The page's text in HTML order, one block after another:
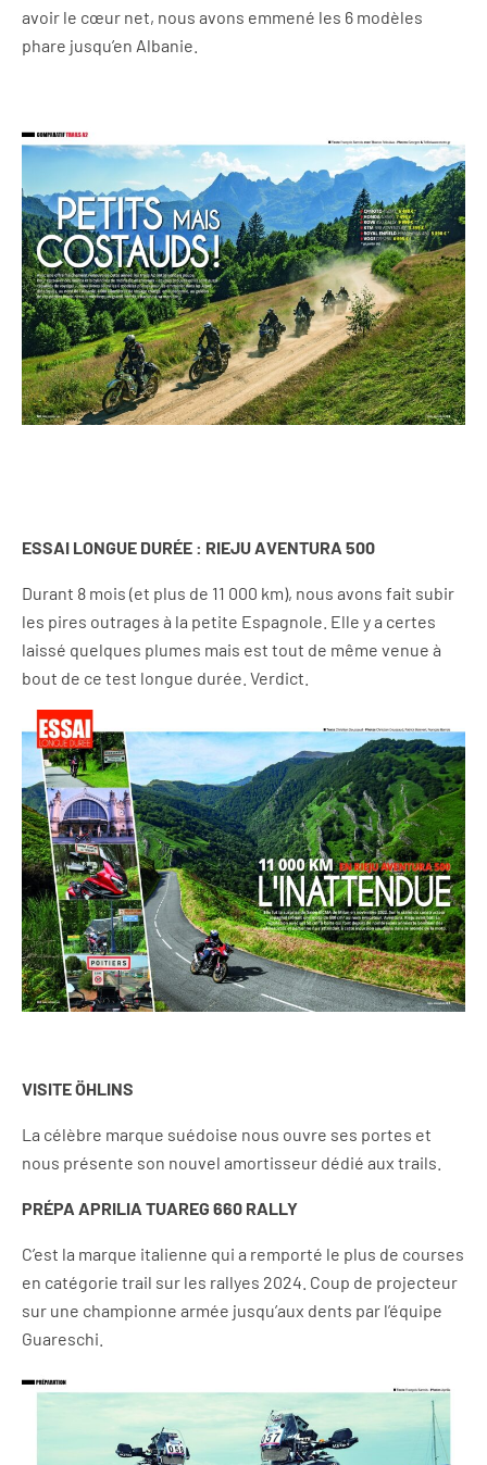
avoir le cœur net, nous avons emmené les 6 modèles
phare jusqu’en Albanie.
ESSAI LONGUE DURÉE : RIEJU AVENTURA 500
Durant 8 mois (et plus de 11 000 km), nous avons fait subir
les pires outrages à la petite Espagnole. Elle y a certes
laissé quelques plumes mais est tout de même venue à
bout de ce test longue durée. Verdict.
VISITE ÖHLINS
La célèbre marque suédoise nous ouvre ses portes et
nous présente son nouvel amortisseur dédié aux trails.
PRÉPA APRILIA TUAREG 660 RALLY
C’est la marque italienne qui a remporté le plus de courses
en catégorie trail sur les rallyes 2024. Coup de projecteur
sur une championne armée jusqu’aux dents par l’équipe
Guareschi.